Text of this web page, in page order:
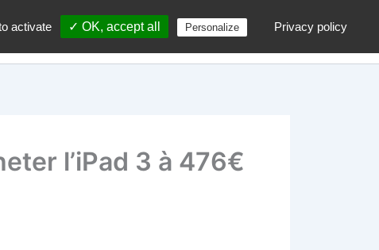
Accueil A propos du blog Contactez moi ! Archives
l’iPad 3 à 476€
activate ✓ OK, accept all Personalize Privacy policy